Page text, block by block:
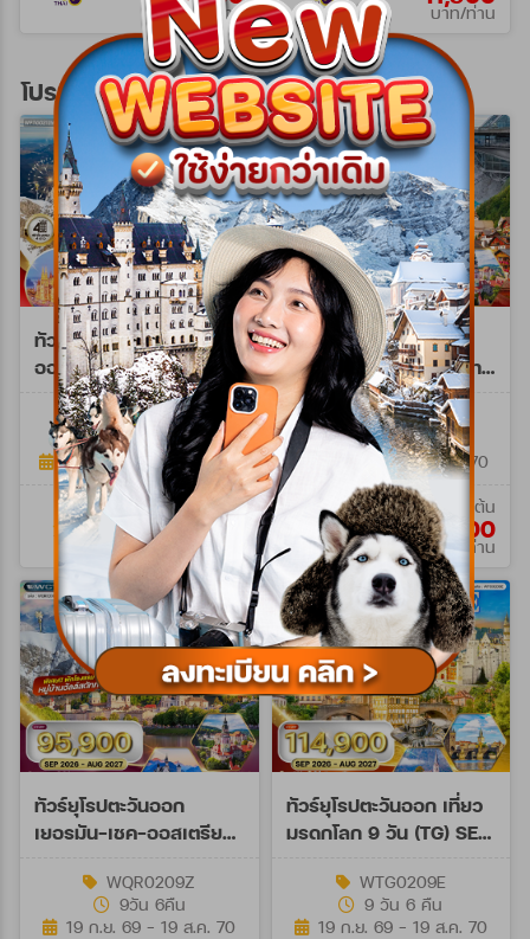
บาท/ท่าน บาท/ท่าน
โปรแกรมทัวร์ยุโรปตะวันออก
ทัวร์พรีเมี่ยม ยุโรปตะวัน
ออก พักหมู่บ้านฮัลล์สตัทท์
11วัน 8คืน (TG) 25 DEC
26 - 04 JAN 27 NY
WPTG0211NY
11วัน 8คืน
25 ธ.ค. 69 - 04 ม.ค. 70
เริ่มต้น
160,900
บาท/ท่าน
ทัวร์พรีเมี่ยม ยุโรปตะวัน
ออก พักหมู่บ้านฮัลล์สตัทท์
11วัน 8คืน (TG) SEP 26 -
MAR 27WPTG0211E
11วัน 8คืน
17 ก.ย. 69 - 28 มี.ค. 70
เริ่มต้น
144,900
บาท/ท่าน
ทัวร์ยุโรปตะวันออก
เยอรมัน-เชค-ออสเตรีย-
26 - AUG 27 Spe A
WQR0209Z
9วัน 6คืน
19 ก.ย. 69 - 19 ส.ค. 70
ทัวร์ยุโรปตะวันออก เที่ยว
มรดกโลก 9 วัน (TG) SEP
WTG0209E
9 วัน 6 คืน
19 ก.ย. 69 - 19 ส.ค. 70